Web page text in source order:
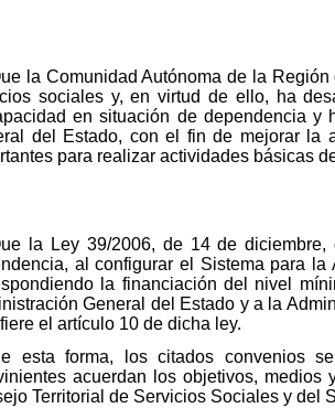
la Comunidad Autónoma de la
sociales y, en virtud de ello, ha
en situación de dependencia y
del Estado, con el fin de mejorar la
para realizar actividades básicas
la Ley 39/2006, de 14 de
al configurar el Sistema para
la financiación del nivel
General del Estado y a la
el artículo 10 de dicha ley.
esta forma, los citados convenios
acuerdan los objetivos, medios
Territorial de Servicios Sociales y del